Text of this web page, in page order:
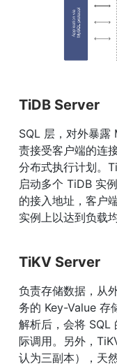
TiDB Server
SQL 层，对外暴
责接受客户端的连
分布式执行计划。
启动多个 TiDB 实
的接入地址，客户
实例上以达到负载
TiKV Server
负责存储数据，从
务的 Key-Value 存
解析后，会将 SQL
际调用。另外，
认为三副本），天